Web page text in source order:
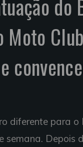
do
Moto
diferente para o
semana. Depois